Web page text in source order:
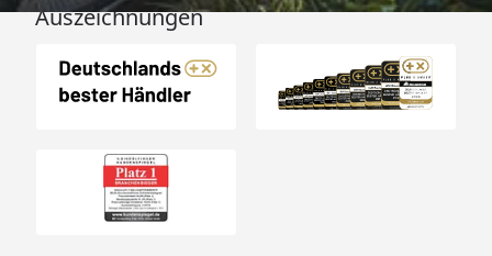
Auszeichnungen